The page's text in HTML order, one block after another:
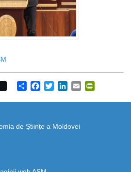
ShareFacebook
TwitterLinkedIn
Email
de Științe a Moldovei